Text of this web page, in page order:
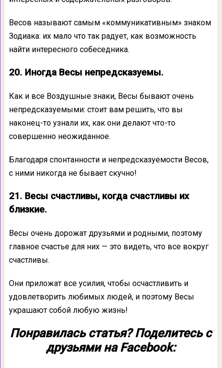
Весов называют самым «коммуникативным» знаком
Зодиака: их мало что так радует, как возможность
найти интересного собеседника.
20. Иногда Весы непредсказуемы.
Как и все Воздушные знаки, Весы бывают очень
непредсказуемыми: стоит вам решить, что вы
наконец-то узнали их, как они делают что-то
совершенно неожиданное.
Благодаря спонтанности и непредсказуемости Весов,
с ними никогда не бывает скучно!
21. Весы счастливы, когда счастливы их
близкие.
Весы очень дорожат друзьями и родными, поэтому
главное счастье для них — это видеть, что все вокруг
счастливы.
Они приложат все усилия, чтобы осчастливить и
удовлетворить любимых людей, и поэтому Весы
украшают собой любую жизнь!
Понравилась статья? Поделитесь с
друзьями на Facebook: